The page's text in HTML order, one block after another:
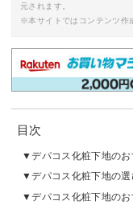
元されます。
※本サイトではコンテンツ作
目次
デパコス化粧下地の
デパコス化粧下地の選
デパコス化粧下地の